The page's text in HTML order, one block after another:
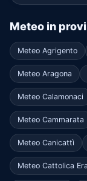
Meteo in
Meteo Agrigento
Meteo Aragona
Meteo Calamonaci
Meteo Cammarata
Meteo Canicattì
Meteo Cattolica